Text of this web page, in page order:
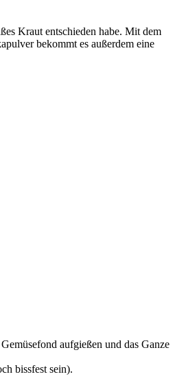
Kraut entschieden habe. Mit dem
bekommt es außerdem eine
aufgießen und das Ganze
bissfest sein).